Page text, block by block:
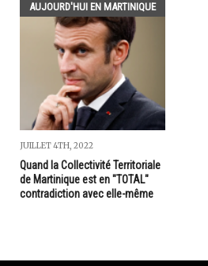
AUJOURD'HUI EN MARTINIQUE
JUILLET 4TH, 2022
Quand la Collectivité Territoriale
de Martinique est en "TOTAL"
contradiction avec elle-même